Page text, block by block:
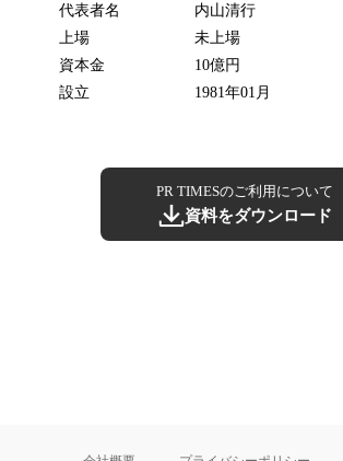
代表者名
内山清行
上場
未上場
資本金
10億円
設立
1981年01月
PR TIMESのご利用について
資料をダウンロード